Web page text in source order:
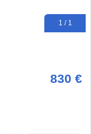
1 / 1
830 €